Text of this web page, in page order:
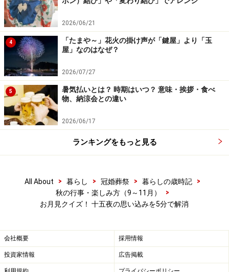
せんか？ 本当は1日または2日ずれることが多いのです。
これは月と地球の公転軌道の関係で新月から満月までの
日数が14日間（新月から14日後の十五夜は満月になりま
す）から16日間（新月から16日後が満月なので2日ずれ
ます）と日数に差があるため、
のほうが稀なのです。2025年は十五夜の翌日に満月とな
ります。
【十五夜の日付と満月】
年 ……… 十五夜（旧暦8/15） …… 満月
2025年 ……… 10月6日 …… 10月7日
2027年 ……… 9月15日 …… 9月16日
2028年 ……… 10月3日 …… 10月4日
2029年 ……… 9月22日 …… 9月23日
2031年 ……… 10月1日 …… 10月1日
2032年 ……… 9月19日 …… 9月19日
2033年 ……… 9月9日 …… 9月8日
2026/06/21
4
「たまや～」花火の掛け声が「鍵屋」より「玉
屋」なのはなぜ？
2026/07/27
5
暑気払いとは？ 時期はいつ？ 意味・挨拶・食べ
物、納涼会との違い
2026/06/17
ランキングをもっと見る
All About > 暮らし > 冠婚葬祭 > 暮らしの歳時記
>
秋の行事・楽しみ方（9～11月）
>
お月見クイズ！ 十五夜の思い込みを5分で解消
会社概要 採用情報
投資家情報 広告掲載